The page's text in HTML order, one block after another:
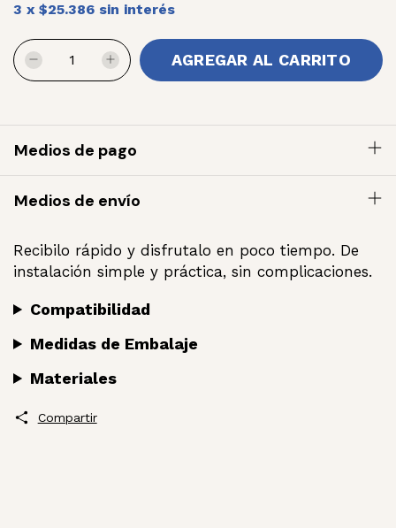
3 x $25.386 sin interés
Medios de pago
Medios de envío
Recibilo rápido y disfrutalo en poco tiempo. De
instalación simple y práctica, sin complicaciones.
Compatibilidad
Medidas de Embalaje
Materiales
Compartir